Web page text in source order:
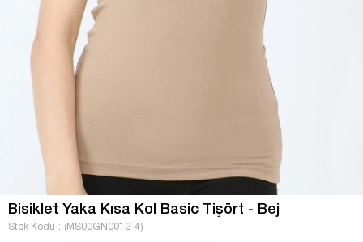
Bisiklet Yaka Kısa Kol Basic Tişört - Bej
Stok Kodu (MS00GN0012-4)